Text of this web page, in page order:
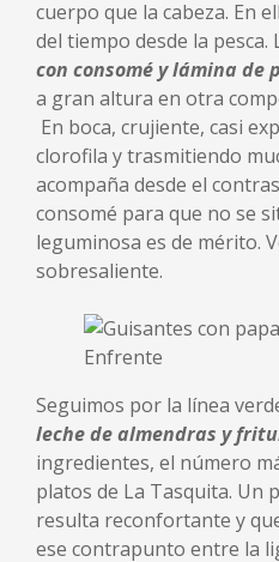
cuerpo que la cabeza. En
del tiempo desde la pesca.
con consomé y lámina de
a gran altura en otra
En boca, crujiente, casi
clorofila y trasmitiendo
acompaña desde el
consomé para que no se
leguminosa es de mérito.
sobresaliente.
Seguimos por la línea
leche de almendras y
ingredientes, el número
platos de La Tasquita. Un
resulta reconfortante y
ese contrapunto entre la